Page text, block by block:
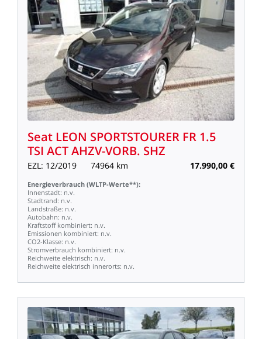
Seat LEON SPORTSTOURER FR 1.5
TSI ACTAHZV-VORB. SHZ
EZL: 12/2019 74964 km 17.990,00 €
Energieverbrauch (WLTP-Werte**):
Innenstadt: n.v.
Stadtrand: n.v.
Landstraße: n.v.
Autobahn: n.v.
Kraftstoff kombiniert: n.v.
Emissionen kombiniert: n.v.
CO2-Klasse: n.v.
Stromverbrauch kombiniert: n.v.
Reichweite elektrisch: n.v.
Reichweite elektrisch innerorts: n.v.